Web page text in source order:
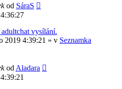
od SáraS
vysílání.
2019 4:39:21 » v Seznamka
od Aladara